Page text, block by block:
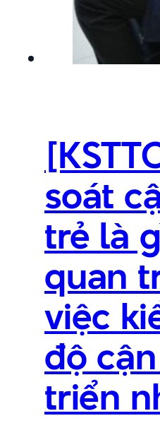
soát
trẻ là
quan
việc
độ
triển